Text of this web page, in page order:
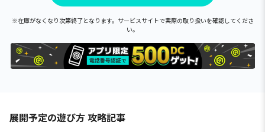
※在庫がなくなり次第終了となります。サービスサイトで実際の取り扱いを確認してくださ
い。
展開予定の遊び方 攻略記事